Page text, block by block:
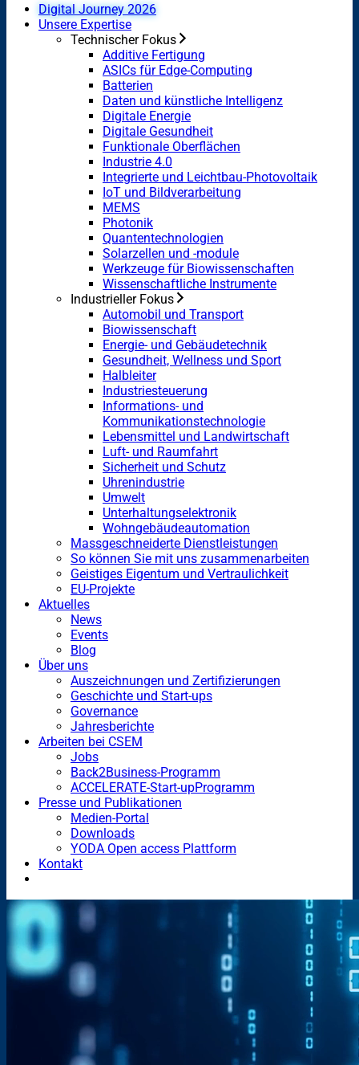
Digital Journey 2026
Unsere Expertise
Technischer Fokus
Additive Fertigung
ASICs für Edge-Computing
Batterien
Daten und künstliche Intelligenz
Digitale Energie
Digitale Gesundheit
Funktionale Oberflächen
Industrie 4.0
Integrierte und Leichtbau-Photovoltaik
IoT und Bildverarbeitung
MEMS
Photonik
Quantentechnologien
Solarzellen und -module
Werkzeuge für Biowissenschaften
Wissenschaftliche Instrumente
Industrieller Fokus
Automobil und Transport
Biowissenschaft
Energie- und Gebäudetechnik
Gesundheit, Wellness und Sport
Halbleiter
Industriesteuerung
Informations- und
Kommunikationstechnologie
Lebensmittel und Landwirtschaft
Luft- und Raumfahrt
Sicherheit und Schutz
Uhrenindustrie
Umwelt
Unterhaltungselektronik
Wohngebäudeautomation
Massgeschneiderte Dienstleistungen
So können Sie mit uns zusammenarbeiten
Geistiges Eigentum und Vertraulichkeit
EU-Projekte
Aktuelles
News
Events
Blog
Über uns
Auszeichnungen und Zertifizierungen
Geschichte und Start-ups
Governance
Jahresberichte
Arbeiten bei CSEM
Jobs
Back2Business-Programm
ACCELERATE-Start-upProgramm
Presse und Publikationen
Medien-Portal
Downloads
YODA Open access Plattform
Kontakt